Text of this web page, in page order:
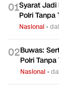
01Syarat Jadi
Polri Tanpa
Nasional •
02Buwas:
Polri Tanpa
Nasional •